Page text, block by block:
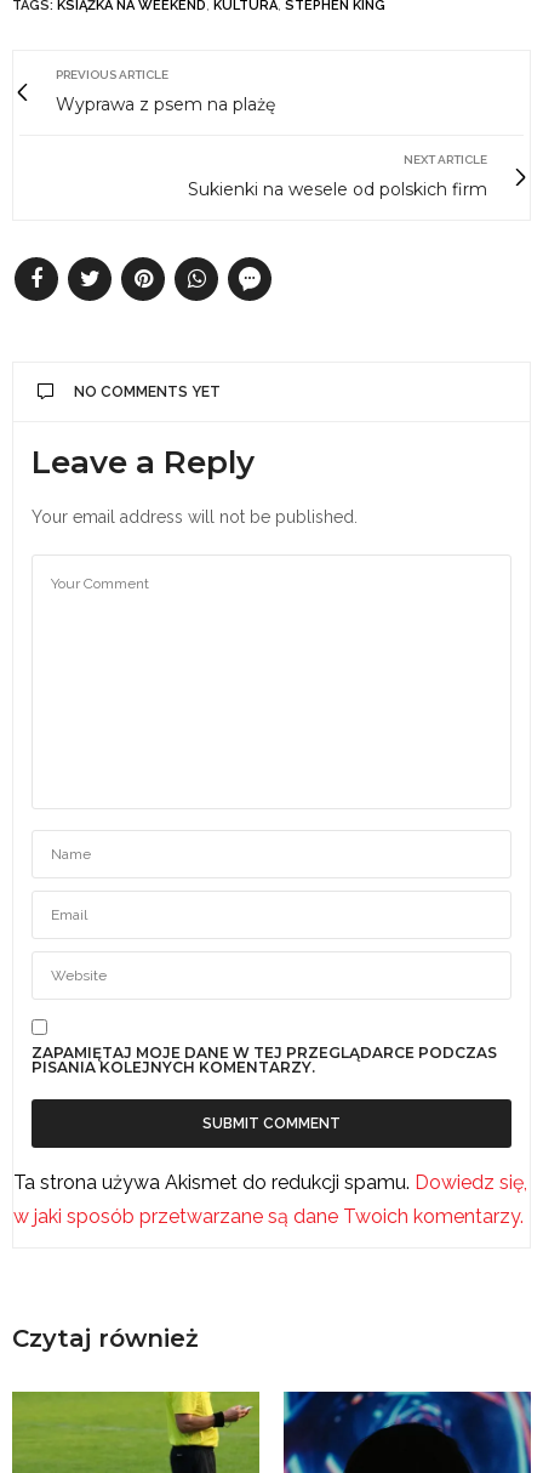
TAGS: KSIĄŻKA NA WEEKEND, KULTURA, STEPHEN KING
PREVIOUS ARTICLE
Wyprawa z psem na plażę
NEXT ARTICLE
Sukienki na wesele od polskich firm
NO COMMENTS YET
Leave a Reply
Your email address will not be published.
ZAPAMIĘTAJ MOJE DANE W TEJ PRZEGLĄDARCE PODCZAS
PISANIA KOLEJNYCH KOMENTARZY.
Ta strona używa Akismet do redukcji spamu. Dowiedz się,
w jaki sposób przetwarzane są dane Twoich komentarzy.
Czytaj również